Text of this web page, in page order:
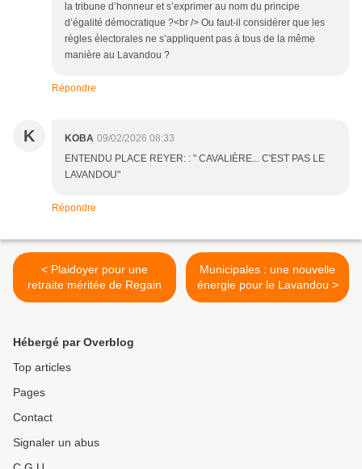
la tribune d’honneur et s’exprimer au nom du principe
d’égalité démocratique ?<br /> Ou faut-il considérer que les
règles électorales ne s’appliquent pas à tous de la même
manière au Lavandou ?
Répondre
K KOBA 09/02/2026 08:33
ENTENDU PLACE REYER: : " CAVALIÈRE... C'EST PAS LE
LAVANDOU"
Répondre
< Plaidoyer pour une
retraite méritée de Regain
Municipales : une nouvelle
énergie pour le Lavandou >
Hébergé par Overblog
Top articles
Pages
Contact
Signaler un abus